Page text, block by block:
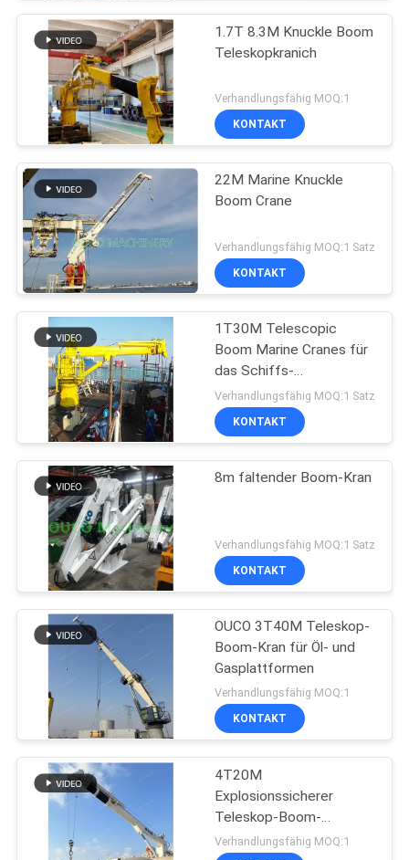
Schiffs-Plattform-
Kräne
Teleskopausleger-
Kran
Lastwagen
angebrachter Kran
Behälter-anhebende
Spreizer
1.7T 8.3M Knuckle Boom
Teleskopkranich
Verhandlungsfähig MOQ:1
KONTAKT
22M Marine Knuckle
Boom Crane
Verhandlungsfähig MOQ:1 Satz
KONTAKT
1T30M Telescopic
Boom Marine Cranes für
das Schiffs-
Schreibtisch-Fracht-
Anheben
Verhandlungsfähig MOQ:1 Satz
KONTAKT
8m faltender Boom-Kran
Verhandlungsfähig MOQ:1 Satz
KONTAKT
OUCO 3T40M Teleskop-
Boom-Kran für Öl- und
Gasplattformen
Verhandlungsfähig MOQ:1
KONTAKT
4T20M
Explosionssicherer
Teleskop-Boom-
Marinkran
Verhandlungsfähig MOQ:1